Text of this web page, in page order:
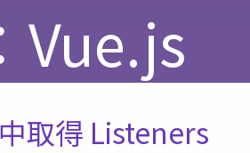
Vue.js
取得 Listeners